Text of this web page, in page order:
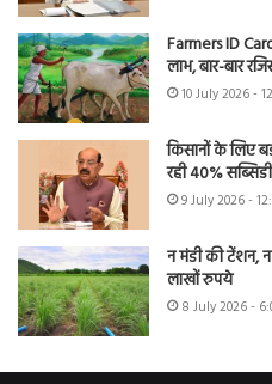
Farmers ID
लाभ, बार-बार
10 July 2026 -
किसानों के लिए
रही 40%
9 July 2026 -
न मंडी की टेंशन,
लाखों रुपये
8 July 2026 -